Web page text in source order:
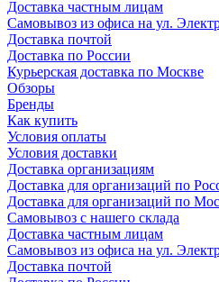
Доставка частным лицам
Самовывоз из офиса на ул.
Доставка почтой
Доставка по России
Курьерская доставка по Москве
Обзоры
Бренды
Как купить
Условия оплаты
Условия доставки
Доставка организациям
Доставка для организаций по
Доставка для организаций по
Самовывоз с нашего склада
Доставка частным лицам
Самовывоз из офиса на ул.
Доставка почтой